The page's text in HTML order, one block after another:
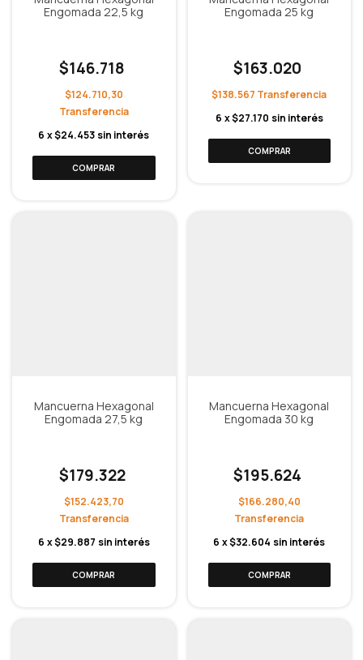
Engomada 22,5 kg
$146.718
$124.710,30
6 x$24.453 sin interés
Engomada 25 kg
$163.020
$138.567
6 x$27.170 sin interés
Mancuerna Hexagonal
Engomada 27,5 kg
$179.322
$152.423,70
6 x$29.887 sin interés
Mancuerna Hexagonal
Engomada 30 kg
$195.624
$166.280,40
6 x$32.604 sin interés